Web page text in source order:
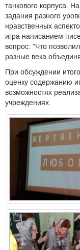
танкового корпуса.
задания разного
нравственных
игра написанием
вопрос: "Что
разные века
При обсуждении
оценку содержанию
возможностях
учреждениях.